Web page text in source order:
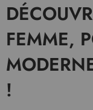
FEMME,
!